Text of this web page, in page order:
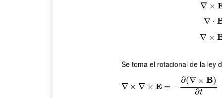
∇ ×
∇ ⋅
∇ ×
⋅E( t)
Se toma el rotacional de la ley
∇ × ∇ × E = −
∂(∇ × B)
∂t
∇× ∇× E= −∂ (∇×B) ∂t